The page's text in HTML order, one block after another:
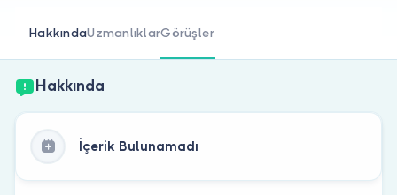
HakkındaUzmanlıklarGörüşler
Hakkında
İçerik Bulunamadı